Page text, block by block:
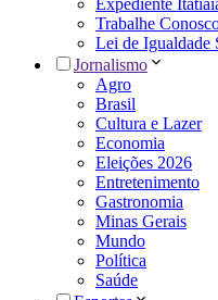
Trabalhe
Lei de Igualdade
Jornalismo
Agro
Brasil
Cultura e Lazer
Economia
Eleições 2026
Entretenimento
Gastronomia
Minas Gerais
Mundo
Política
Saúde